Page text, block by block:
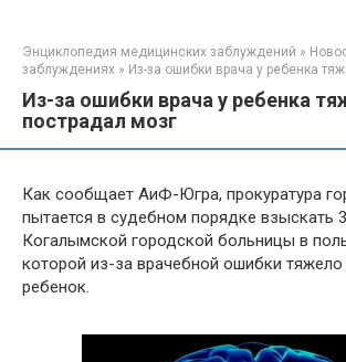
Энциклопедия медицинских заблуждений »
заблуждениях » Из-за ошибки врача у ребенка
Из-за ошибки врача у ребенка
пострадал мозг
Как сообщает АиФ-Югра, прокуратура
пытается в судебном порядке взыскать
Когалымской городской больницы в
которой из-за врачебной ошибки тяжело
ребенок.